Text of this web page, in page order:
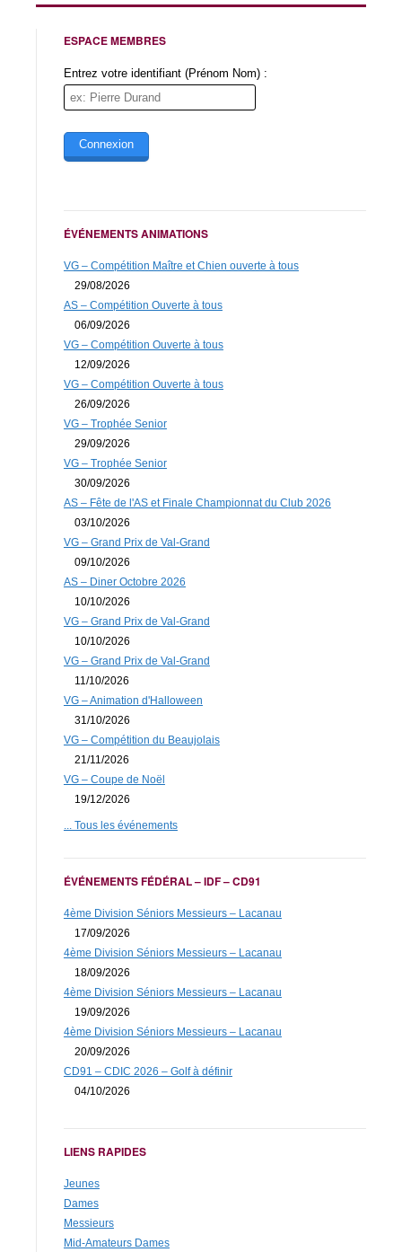
Message (obligatoire)
* Obligatoire
ESPACE MEMBRES
Entrez votre identifiant (Prénom Nom) :
ÉVÉNEMENTS ANIMATIONS
VG – Compétition Maître et Chien ouverte à tous
29/08/2026
AS – Compétition Ouverte à tous
06/09/2026
VG – Compétition Ouverte à tous
12/09/2026
VG – Compétition Ouverte à tous
26/09/2026
VG – Trophée Senior
29/09/2026
VG – Trophée Senior
30/09/2026
AS – Fête de l'AS et Finale Championnat du Club 2026
03/10/2026
VG – Grand Prix de Val-Grand
09/10/2026
AS – Diner Octobre 2026
10/10/2026
VG – Grand Prix de Val-Grand
10/10/2026
VG – Grand Prix de Val-Grand
11/10/2026
VG – Animation d'Halloween
31/10/2026
VG – Compétition du Beaujolais
21/11/2026
VG – Coupe de Noël
19/12/2026
... Tous les événements
ÉVÉNEMENTS FÉDÉRAL – IDF – CD91
4ème Division Séniors Messieurs – Lacanau
17/09/2026
4ème Division Séniors Messieurs – Lacanau
18/09/2026
4ème Division Séniors Messieurs – Lacanau
19/09/2026
4ème Division Séniors Messieurs – Lacanau
20/09/2026
CD91 – CDIC 2026 – Golf à définir
04/10/2026
LIENS RAPIDES
Jeunes
Dames
Messieurs
Mid-Amateurs Dames